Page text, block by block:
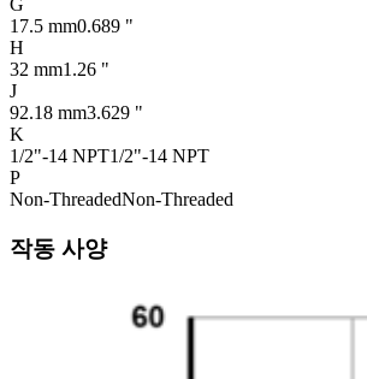
G
17.5 mm0.689 "
H
32 mm1.26 "
J
92.18 mm3.629 "
K
1/2"-14 NPT1/2"-14 NPT
P
Non-ThreadedNon-Threaded
작동 사양